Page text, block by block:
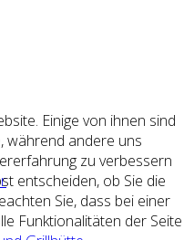
Einige von ihnen sind
während andere uns
zu verbessern
entscheiden, ob Sie die
Sie, dass bei einer
Funktionalitäten der Seite